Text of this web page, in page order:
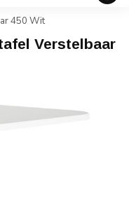
450 Wit
Verstelbaar